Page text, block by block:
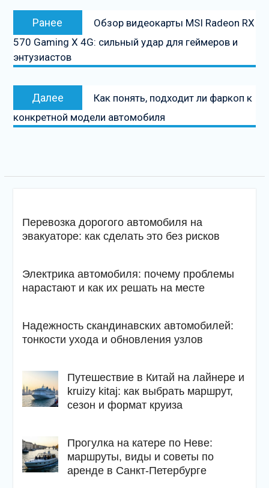
Навигация
записям
Ранее
Предыдущая
запись:
Обзор видеокарты MSI Radeon RX
570 Gaming X 4G: сильный удар для геймеров и
энтузиастов
Далее
Следующая
запись
Как понять, подходит ли фаркоп к
конкретной модели автомобиля
Перевозка дорогого автомобиля на
эвакуаторе: как сделать это без рисков
Электрика автомобиля: почему проблемы
нарастают и как их решать на месте
Надежность скандинавских автомобилей:
тонкости ухода и обновления узлов
Путешествие в Китай на лайнере и
kruizy kitaj: как выбрать маршрут,
сезон и формат круиза
Прогулка на катере по Неве:
маршруты, виды и советы по
аренде в Санкт-Петербурге